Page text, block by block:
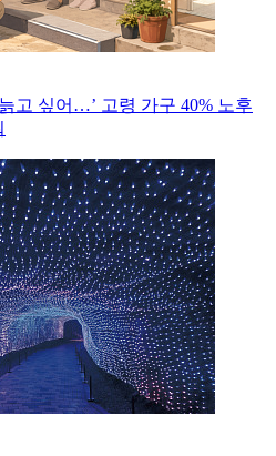
고 싶어…’ 고령 가구 40% 노후